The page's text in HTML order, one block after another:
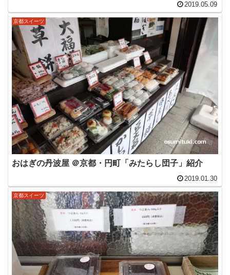
2019.05.09
京都スイーツ
おはぎの丹波屋 ＠京都・円町「みたらし団子」紹介
2019.01.30
京都スイーツ